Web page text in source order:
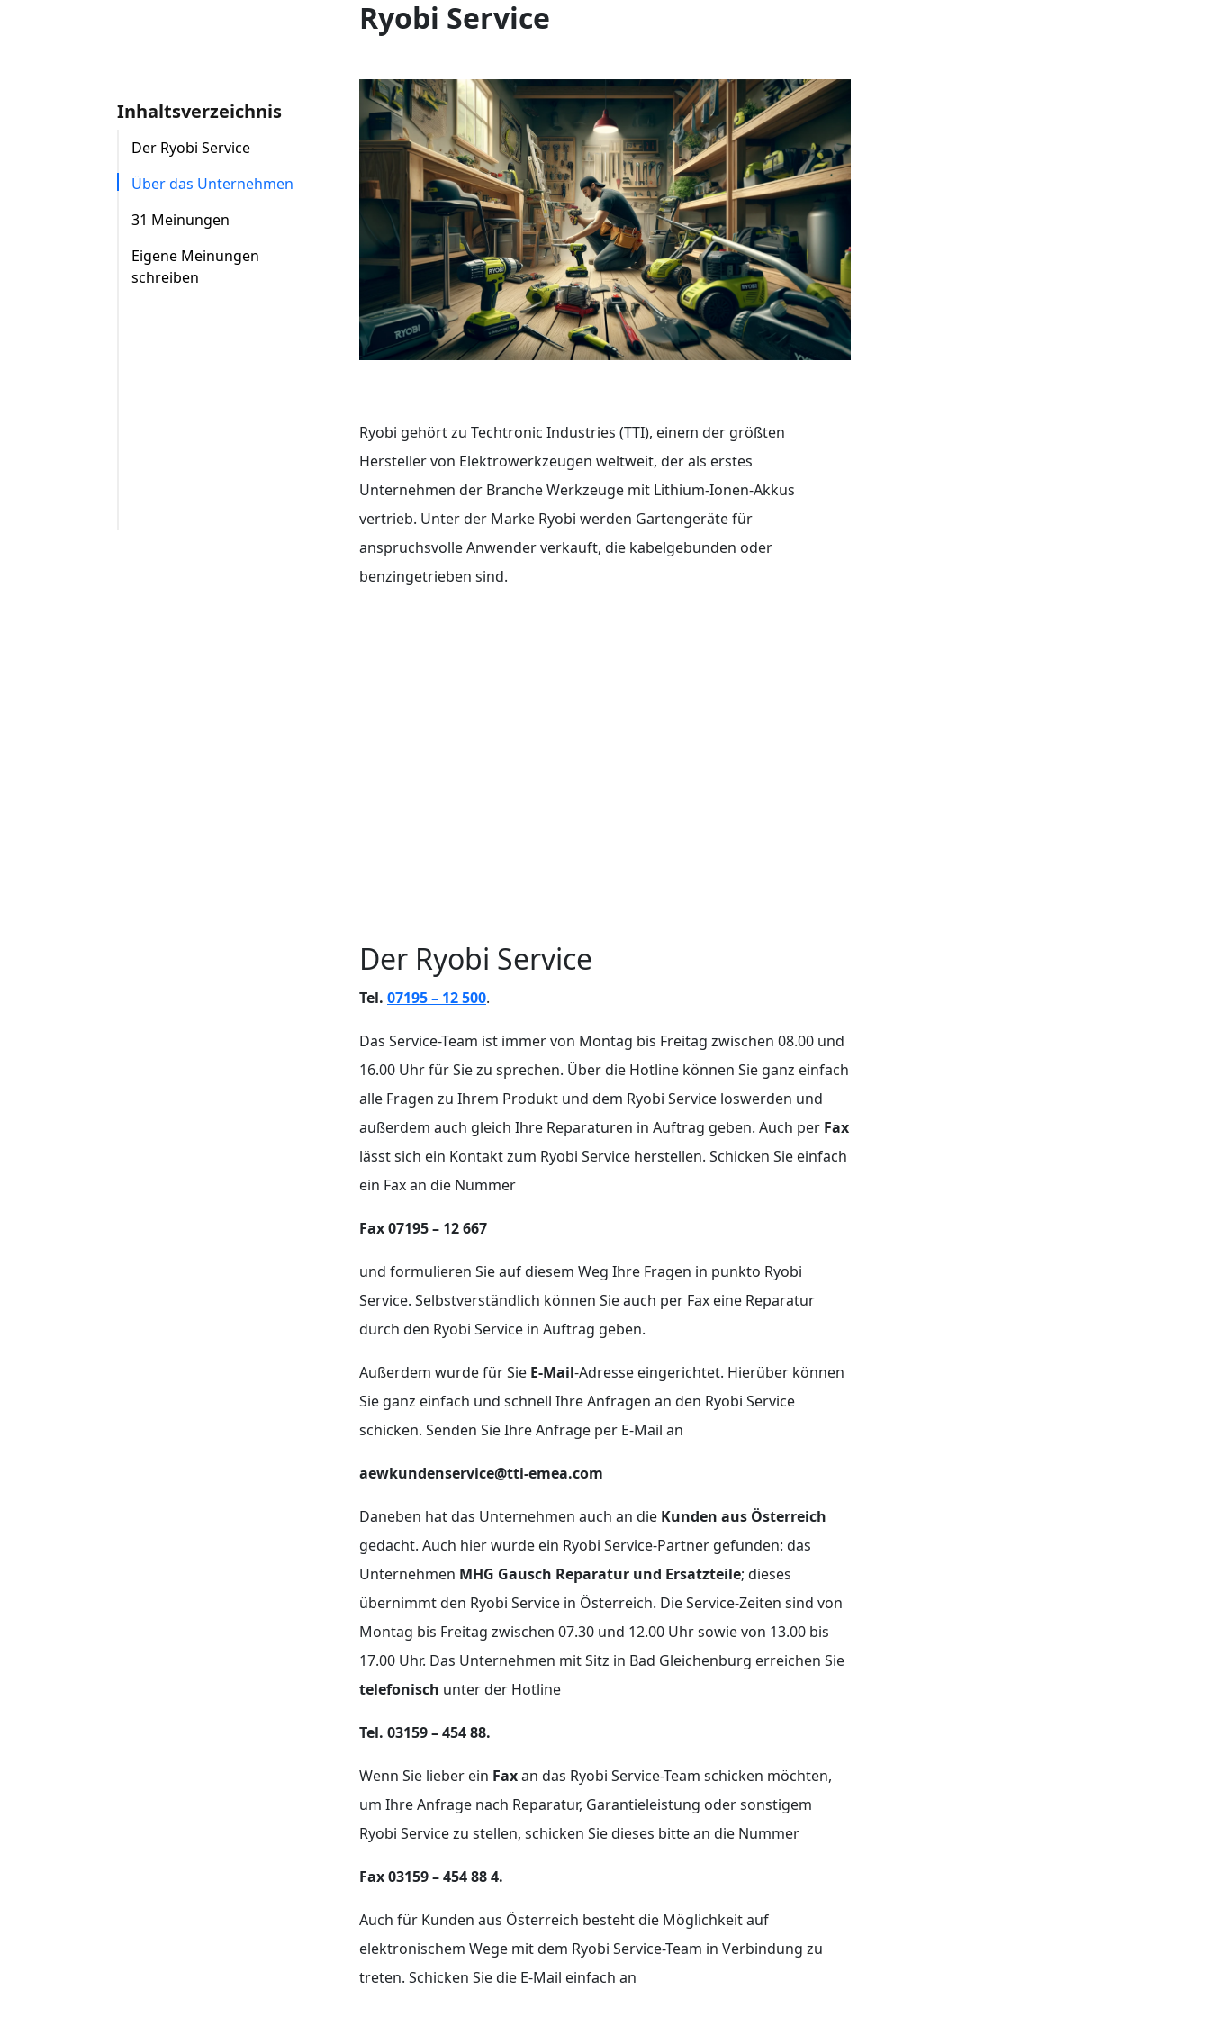
Ryobi Service
Inhaltsverzeichnis
Der Ryobi Service
Über das Unternehmen
31 Meinungen
Eigene Meinungen
schreiben
Ryobi gehört zu Techtronic Industries (TTI), einem der größten
Hersteller von Elektrowerkzeugen weltweit, der als erstes
Unternehmen der Branche Werkzeuge mit Lithium-Ionen-Akkus
vertrieb. Unter der Marke Ryobi werden Gartengeräte für
anspruchsvolle Anwender verkauft, die kabelgebunden oder
benzingetrieben sind.
Der Ryobi Service
Tel. 07195 – 12 500.
Das Service-Team ist immer von Montag bis Freitag zwischen 08.00 und
16.00 Uhr für Sie zu sprechen. Über die Hotline können Sie ganz einfach
alle Fragen zu Ihrem Produkt und dem Ryobi Service loswerden und
außerdem auch gleich Ihre Reparaturen in Auftrag geben. Auch per Fax
lässt sich ein Kontakt zum Ryobi Service herstellen. Schicken Sie einfach
ein Fax an die Nummer
Fax 07195 – 12 667
und formulieren Sie auf diesem Weg Ihre Fragen in punkto Ryobi
Service. Selbstverständlich können Sie auch per Fax eine Reparatur
durch den Ryobi Service in Auftrag geben.
Außerdem wurde für Sie E-Mail-Adresse eingerichtet. Hierüber können
Sie ganz einfach und schnell Ihre Anfragen an den Ryobi Service
schicken. Senden Sie Ihre Anfrage per E-Mail an
aewkundenservice@tti-emea.com
Daneben hat das Unternehmen auch an die Kunden aus Österreich
gedacht. Auch hier wurde ein Ryobi Service-Partner gefunden: das
Unternehmen MHG Gausch Reparatur und Ersatzteile; dieses
übernimmt den Ryobi Service in Österreich. Die Service-Zeiten sind von
Montag bis Freitag zwischen 07.30 und 12.00 Uhr sowie von 13.00 bis
17.00 Uhr. Das Unternehmen mit Sitz in Bad Gleichenburg erreichen Sie
telefonisch unter der Hotline
Tel. 03159 – 454 88.
Wenn Sie lieber ein Faxan das Ryobi Service-Team schicken möchten,
um Ihre Anfrage nach Reparatur, Garantieleistung oder sonstigem
Ryobi Service zu stellen, schicken Sie dieses bitte an die Nummer
Fax 03159 – 454 88 4.
Auch für Kunden aus Österreich besteht die Möglichkeit auf
elektronischem Wege mit dem Ryobi Service-Team in Verbindung zu
treten. Schicken Sie die E-Mail einfach an